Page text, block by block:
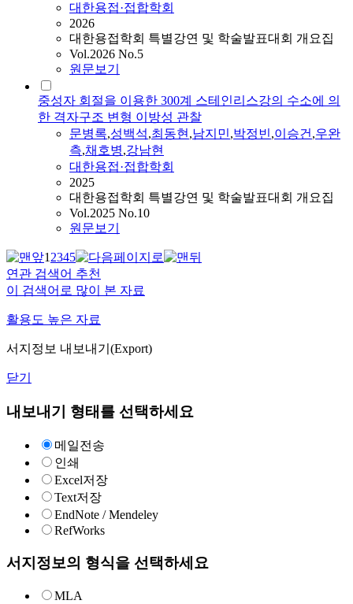
대한용접·접합학회
2026
대한용접학회 특별강연 및 학술발표대회 개요집
Vol.2026 No.5
원문보기
중성자 회절을 이용한 300계 스테인리스강의 수소에 의
한 격자구조 변형 이방성 관찰
문병록,성백석,최동현,남지민,박정빈,이승건,우완
측,채호병,강남현
대한용접·접합학회
2025
대한용접학회 특별강연 및 학술발표대회 개요집
Vol.2025 No.10
원문보기
12345
연관 검색어 추천
이 검색어로 많이 본 자료
활용도 높은 자료
서지정보 내보내기(Export)
닫기
내보내기 형태를 선택하세요
메일전송
인쇄
Excel저장
Text저장
EndNote / Mendeley
RefWorks
서지정보의 형식을 선택하세요
MLA